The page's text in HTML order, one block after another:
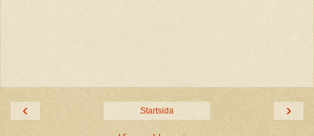
‹ ›
Startsida